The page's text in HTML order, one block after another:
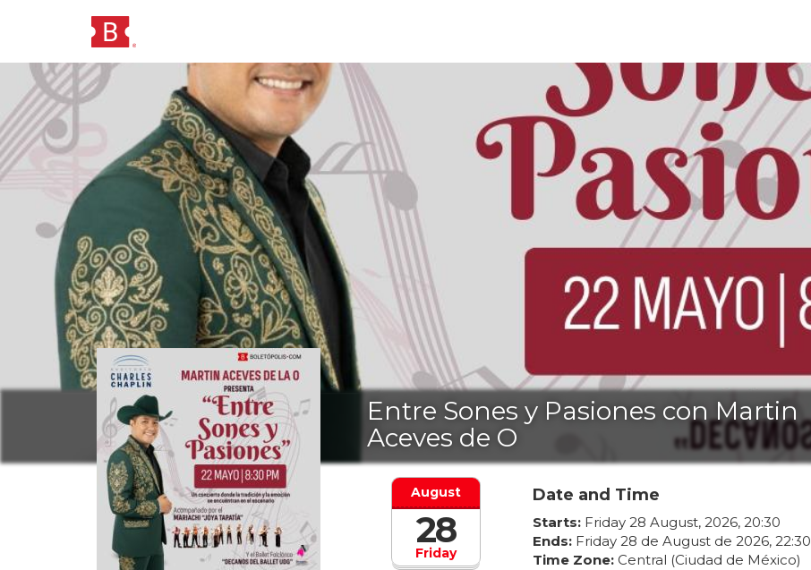
Entre Sones y Pasiones con Martin
Aceves de O
Friday
August
28
Date and Time
Starts: Friday 28 August, 2026, 20:30
Ends: Friday 28 de Augustde 2026, 22:30
Time Zone: Central (Ciudad de México)